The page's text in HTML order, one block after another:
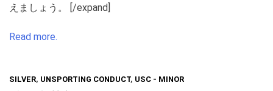
えましょう。 [/expand]
Read more.
SILVER, UNSPORTING CONDUCT, USC - MINOR